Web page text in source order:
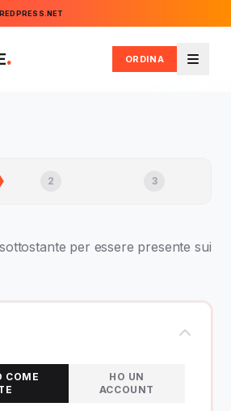
. ORDINA
Menu
2 3
per essere presente sui
COME
HO UN
ACCOUNT